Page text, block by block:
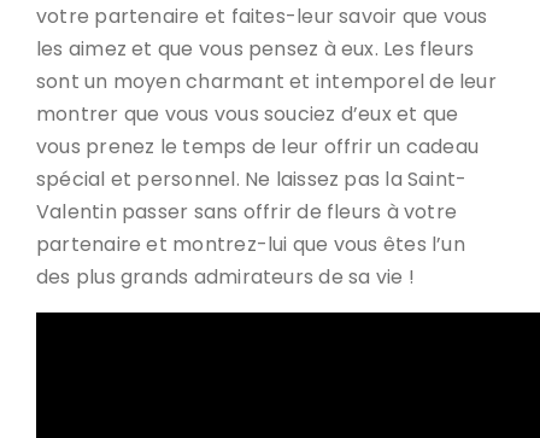
votre partenaire et faites-leur savoir que vous
les aimez et que vous pensez à eux. Les fleurs
sont un moyen charmant et intemporel de leur
montrer que vous vous souciez d’eux et que
vous prenez le temps de leur offrir un cadeau
spécial et personnel. Ne laissez pas la Saint-
Valentin passer sans offrir de fleurs à votre
partenaire et montrez-lui que vous êtes l’un
des plus grands admirateurs de sa vie !